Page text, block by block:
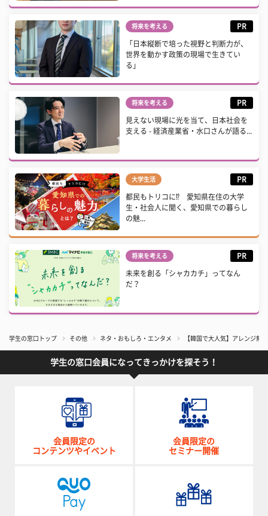
将来を考える PR
「日本縦断で培った視野と判断力が、
世界を動かす政策の現場で生きてい
る」
将来を考える PR
見えない現場に光を当て、日本社会を
支える - 経済産業省・水口さんが語る...
大学生活 PR
都民もトリコに⁉ 愛知県在住の大学
生・社会人に聞く、愛知県での暮らし
の魅...
将来を考える PR
未来を創る「シャカカチ」ってなん
だ？
学生の窓口トップ その他 ネタ・おもしろ・エンタメ 【韓国で大人気】アレンジ無
学生の窓口会員になってきっかけを探そう！
会員限定の
コンテンツやイベント
会員限定の
セミナー開催